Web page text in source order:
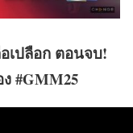
เปลือก ตอนจบ!
#GMM25